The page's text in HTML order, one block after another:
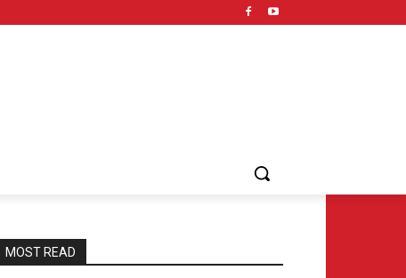
MOST READ